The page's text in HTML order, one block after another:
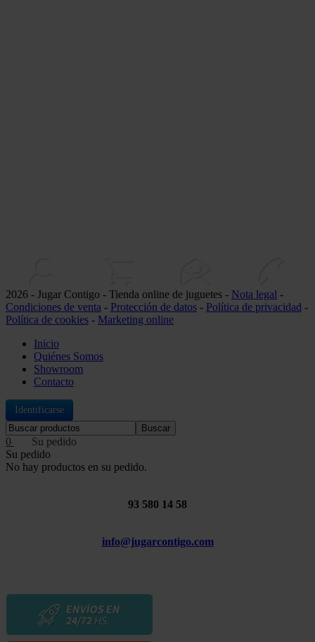
2026 - Jugar Contigo - Tienda online de juguetes - Nota legal -
Condiciones de venta - Protección de datos - Política de privacidad -
Política de cookies - Marketing online
Inicio
Quiénes Somos
Showroom
Contacto
Identificarse
Buscar
0
Su pedido
No hay productos en su pedido.
93 580 14 58
info@jugarcontigo.com